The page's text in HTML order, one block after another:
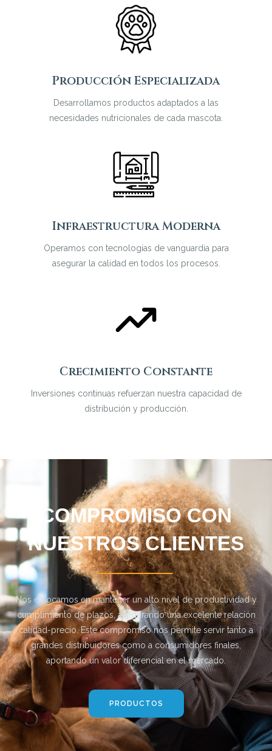
Producción Especializada
Desarrollamos productos adaptados a las
necesidades nutricionales de cada mascota.
Infraestructura Moderna
Operamos con tecnologías de vanguardia para
asegurar la calidad en todos los procesos.
Crecimiento Constante
Inversiones continuas refuerzan nuestra capacidad de
distribución y producción.
COMPROMISO CON
NUESTROS CLIENTES
Nos enfocamos en mantener un alto nivel de productividad y
cumplimiento de plazos, asegurando una excelente relación
calidad-precio. Este compromiso nos permite servir tanto a
grandes distribuidores como a consumidores finales,
aportando un valor diferencial en el mercado.
PRODUCTOS